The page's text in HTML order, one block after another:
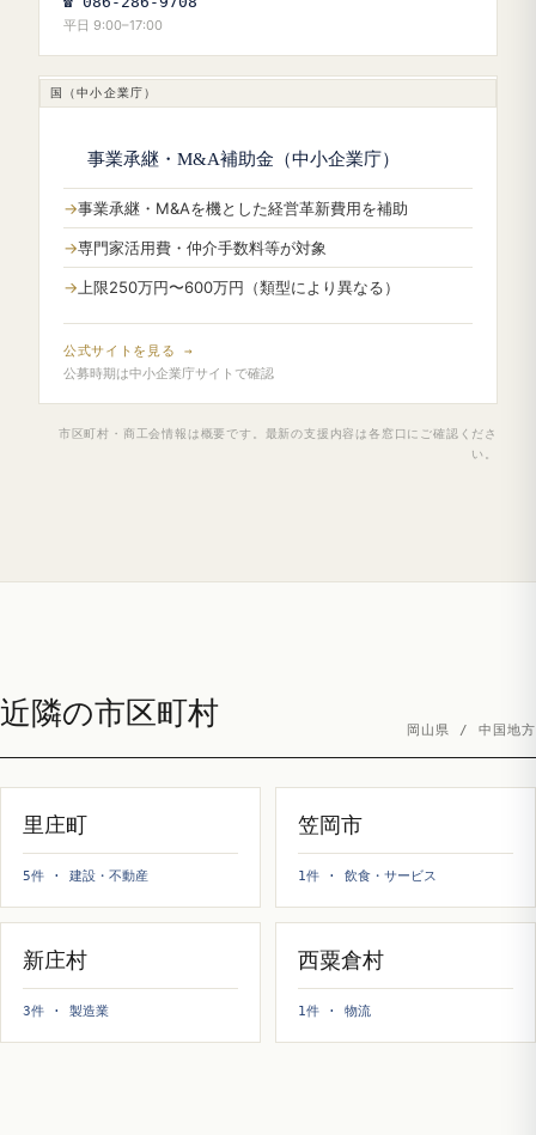
平日 9:00–17:00
国（中小企業庁）
事業承継・M&A補助金（中小企業庁）
事業承継・M&Aを機とした経営革新費用を補助
専門家活用費・仲介手数料等が対象
上限250万円〜600万円（類型により異なる）
公式サイトを見る →
公募時期は中小企業庁サイトで確認
市区町村・商工会情報は概要です。最新の支援内容は各窓口にご確認くださ
い。
近隣の市区町村 岡山県 / 中国地方
里庄町
5件 · 建設・不動産
笠岡市
1件 · 飲食・サービス
新庄村
3件 · 製造業
西粟倉村
1件 · 物流